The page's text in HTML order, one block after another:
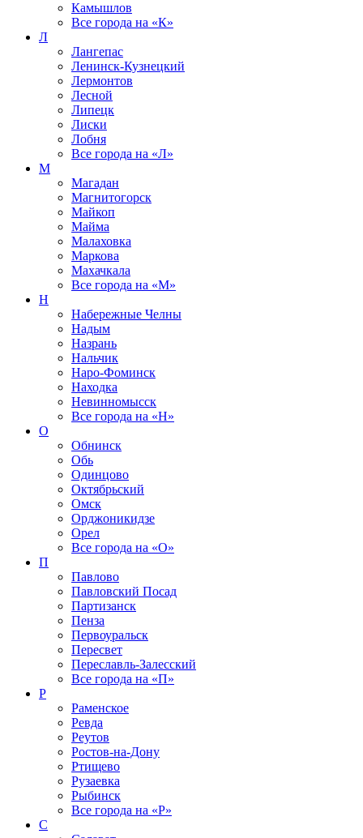
Камышлов
Все города на «К»
Л
Лангепас
Ленинск-Кузнецкий
Лермонтов
Лесной
Липецк
Лиски
Лобня
Все города на «Л»
М
Магадан
Магнитогорск
Майкоп
Майма
Малаховка
Маркова
Махачкала
Все города на «М»
Н
Набережные Челны
Надым
Назрань
Нальчик
Наро-Фоминск
Находка
Невинномысск
Все города на «Н»
О
Обнинск
Обь
Одинцово
Октябрьский
Омск
Орджоникидзе
Орел
Все города на «О»
П
Павлово
Павловский Посад
Партизанск
Пенза
Первоуральск
Пересвет
Переславль-Залесский
Все города на «П»
Р
Раменское
Ревда
Реутов
Ростов-на-Дону
Ртищево
Рузаевка
Рыбинск
Все города на «Р»
С